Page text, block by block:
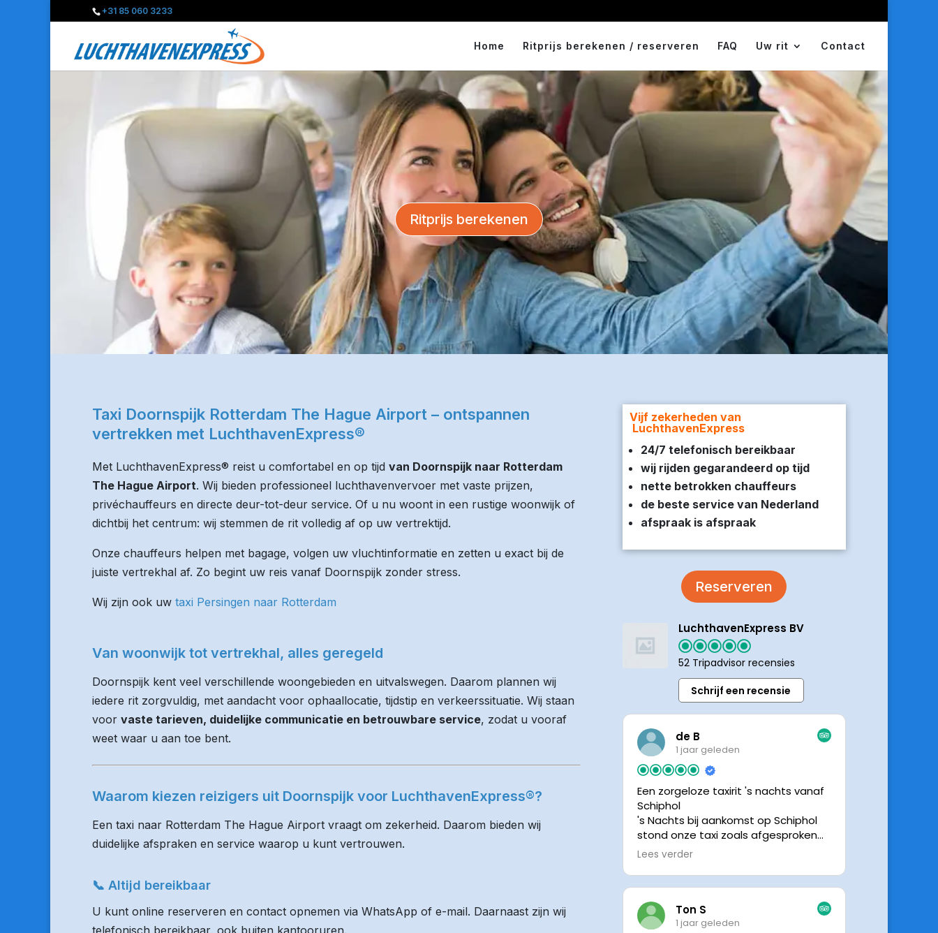
+31 85 060 3233
Home Ritprijs berekenen / reserveren FAQ Uw rit Contact
Ritprijs berekenen
Taxi Doornspijk Rotterdam The Hague Airport – ontspannen
vertrekken met LuchthavenExpress®
Met LuchthavenExpress® reist u comfortabel en op tijd van Doornspijk naar Rotterdam
The Hague Airport. Wij bieden professioneel luchthavenvervoer met vaste prijzen,
privéchauffeurs en directe deur-tot-deur service. Of u nu woont in een rustige woonwijk of
dichtbij het centrum: wij stemmen de rit volledig af op uw vertrektijd.
Onze chauffeurs helpen met bagage, volgen uw vluchtinformatie en zetten u exact bij de
juiste vertrekhal af. Zo begint uw reis vanaf Doornspijk zonder stress.
Wij zijn ook uw taxi Persingen naar Rotterdam
Van woonwijk tot vertrekhal, alles geregeld
Doornspijk kent veel verschillende woongebieden en uitvalswegen. Daarom plannen wij
iedere rit zorgvuldig, met aandacht voor ophaallocatie, tijdstip en verkeerssituatie. Wij staan
voor vaste tarieven, duidelijke communicatie en betrouwbare service, zodat u vooraf
weet waar u aan toe bent.
Waarom kiezen reizigers uit Doornspijk voor LuchthavenExpress®?
Een taxi naar Rotterdam The Hague Airport vraagt om zekerheid. Daarom bieden wij
duidelijke afspraken en service waarop u kunt vertrouwen.
📞 Altijd bereikbaar
U kunt online reserveren en contact opnemen via WhatsApp of e-mail. Daarnaast zijn wij
telefonisch bereikbaar, ook buiten kantooruren.
Vijf zekerheden van
LuchthavenExpress
24/7 telefonisch bereikbaar
wij rijden gegarandeerd op tijd
nette betrokken chauffeurs
de beste service van Nederland
afspraak is afspraak
Reserveren
LuchthavenExpress BV
52 Tripadvisor recensies
Schrijf een recensie
de B
1 jaar geleden
Een zorgeloze taxirit 's nachts vanaf
Schiphol
's Nachts bij aankomst op Schiphol
stond onze taxi zoals afgesproken
keurig te wachten. Dankzij de goede
chauffeur wisten we precies waar de
chauffeur, met een prachtige auto
was het een comfortabele rit. Graag
Lees verder
Ton S
1 jaar geleden